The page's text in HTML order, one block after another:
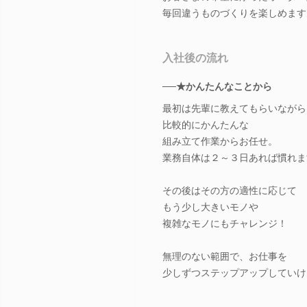
毎回違うものづくりを楽しめます
入社後の流れ
──★かんたんなことから
最初は先輩に教えてもらいながら
比較的にかんたんな
組み立て作業からお任せ。
業務自体は２～３日あれば慣れま
その後はその方の適性に応じて
もう少し大きいモノや
複雑なモノにもチャレンジ！
無理のない範囲で、お仕事を
少しずつステップアップしてい